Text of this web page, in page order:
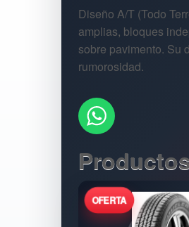
Diseño A/T (Todo
amplias, bloques
sobre pavimento. Su
rumorosidad.